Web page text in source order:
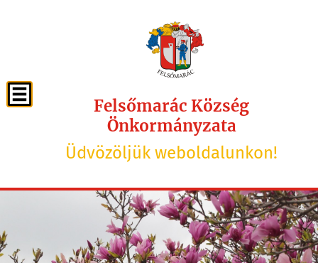
Felsőmarác Község
Önkormányzata
Üdvözöljük weboldalunkon!